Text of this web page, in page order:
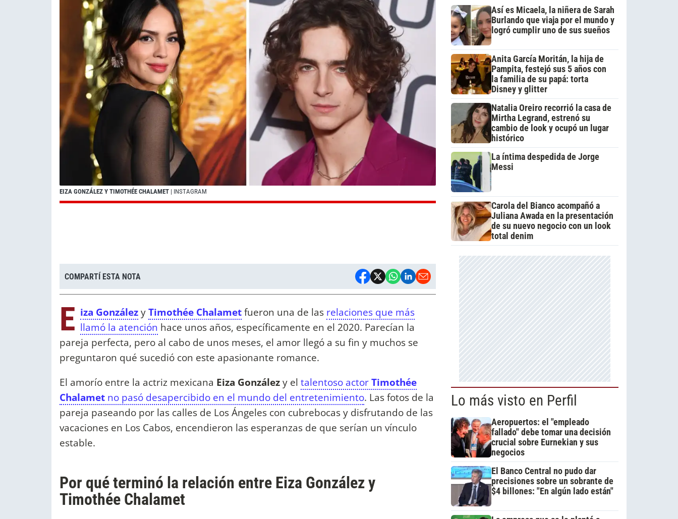
EIZA GONZÁLEZ Y TIMOTHÉE CHALAMET | INSTAGRAM
COMPARTÍ ESTA NOTA
E iza GonzálezyTimothée Chalametfueron una de las relaciones que más
llamó la atención hace unos años, específicamente en el 2020. Parecían la
pareja perfecta, pero al cabo de unos meses, el amor llegó a su fin y muchos se
preguntaron qué sucedió con este apasionante romance.
El amorío entre la actriz mexicana Eiza Gonzálezy el talentoso actorTimothée
Chalamet no pasó desapercibido en el mundo del entretenimiento. Las fotos de la
pareja paseando por las calles de Los Ángeles con cubrebocas y disfrutando de las
vacaciones en Los Cabos, encendieron las esperanzas de que serían un vínculo
estable.
Por qué terminó la relación entre Eiza González y
Timothée Chalamet
Así es Micaela, la niñera de Sarah
Burlando que viaja por el mundo y
logró cumplir uno de sus sueños
Anita García Moritán, la hija de
Pampita, festejó sus 5 años con
la familia de su papá: torta
Disney y glitter
Natalia Oreiro recorrió la casa de
Mirtha Legrand, estrenó su
cambio de look y ocupó un lugar
histórico
La íntima despedida de Jorge
Messi
Carola del Bianco acompañó a
Juliana Awada en la presentación
de su nuevo negocio con un look
total denim
Lo más visto en Perfil
Aeropuertos: el "empleado
fallado" debe tomar una decisión
crucial sobre Eurnekian y sus
negocios
El Banco Central no pudo dar
precisiones sobre un sobrante de
$4 billones: "En algún lado están"